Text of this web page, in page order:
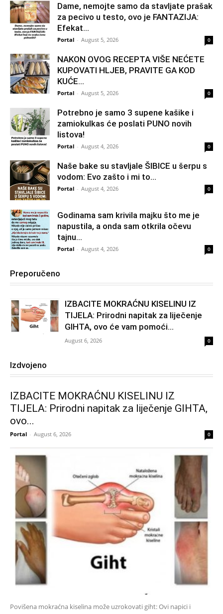
Dame, nemojte samo da stavljate prašak
za pecivo u testo, ovo je FANTAZIJA:
Efekat...
Portal - August 5, 2026 0
NAKON OVOG RECEPTA VIŠE NEĆETE
KUPOVATI HLJEB, PRAVITE GA KOD
KUĆE…
Portal - August 5, 2026 0
Potrebno je samo 3 supene kašike i
zamiokulkas će poslati PUNO novih
listova!
Portal - August 4, 2026 0
Naše bake su stavljale ŠIBICE u šerpu s
vodom: Evo zašto i mi to...
Portal - August 4, 2026 0
Godinama sam krivila majku što me je
napustila, a onda sam otkrila očevu
tajnu...
Portal - August 4, 2026 0
Preporučeno
IZBACITE MOKRAĆNU KISELINU IZ
TIJELA: Prirodni napitak za liječenje
GIHTA, ovo će vam pomoći...
August 6, 2026 0
Izdvojeno
IZBACITE MOKRAĆNU KISELINU IZ
TIJELA: Prirodni napitak za liječenje GIHTA,
ovo...
Portal - August 6, 2026 0
Povišena mokraćna kiselina može uzrokovati giht: Ovi napici i